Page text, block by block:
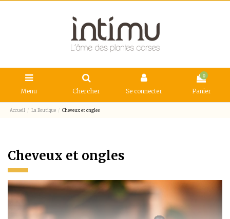
Menu Chercher Se connecter
0
Panier
Accueil La Boutique Cheveux et ongles
Cheveux et ongles